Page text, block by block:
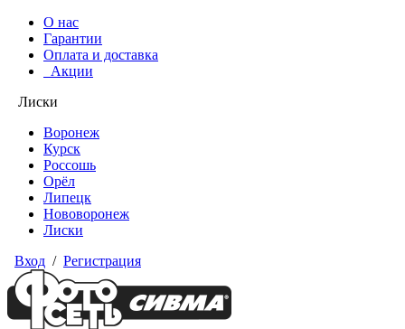
О нас
Гарантии
Оплата и доставка
Акции
Лиски
Воронеж
Курск
Россошь
Орёл
Липецк
Нововоронеж
Лиски
Вход / Регистрация